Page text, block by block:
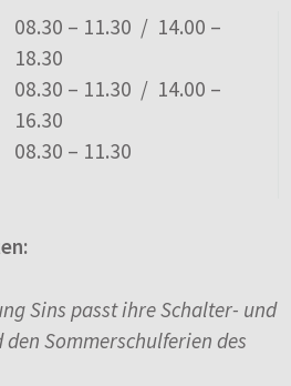
08.30 – 11.30 / 14.00 –
18.30
08.30 – 11.30 / 14.00 –
16.30
08.30 – 11.30
Sins passt ihre Schalter- und
Sommerschulferien des